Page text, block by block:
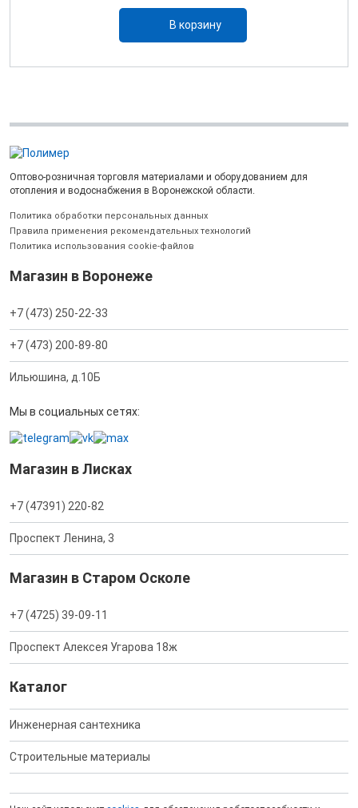
В корзину
Оптово-розничная торговля материалами и оборудованием для
отопления и водоснабжения в Воронежской области.
Политика обработки персональных данных
Правила применения рекомендательных технологий
Политика использования cookie-файлов
Магазин в Воронеже
+7 (473) 250-22-33
+7 (473) 200-89-80
Ильюшина, д.10Б
Мы в социальных сетях:
Магазин в Лисках
+7 (47391) 220-82
Проспект Ленина, 3
Магазин в Старом Осколе
+7 (4725) 39-09-11
Проспект Алексея Угарова 18ж
Каталог
Инженерная сантехника
Строительные материалы